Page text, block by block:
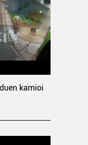
kamioi